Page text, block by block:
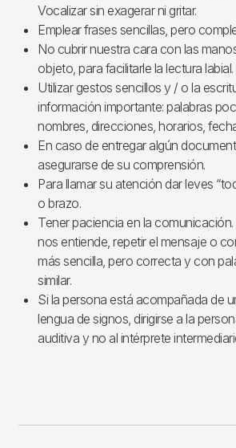
Vocalizar sin exagerar ni gritar.
Emplear frases sencillas, pero
No cubrir nuestra cara con las
objeto, para facilitarle la lectura labial.
Utilizar gestos sencillos y / o la
información importante: palabras
nombres, direcciones, horarios,
En caso de entregar algún
asegurarse de su comprensión.
Para llamar su atención dar leves
o brazo.
Tener paciencia en la
nos entiende, repetir el mensaje o
más sencilla, pero correcta y con
similar.
Si la persona está acompañada de
lengua de signos, dirigirse a la
auditiva y no al intérprete